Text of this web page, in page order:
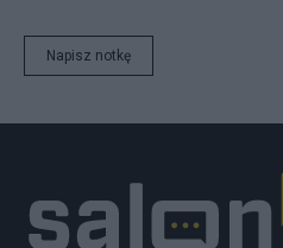
Napisz notkę